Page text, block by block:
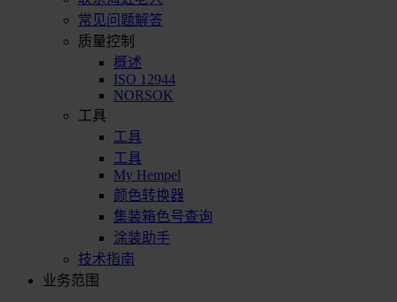
常见问题解答
质量控制
概述
ISO 12944
NORSOK
工具
工具
工具
My Hempel
颜色转换器
集装箱色号查询
涂装助手
技术指南
业务范围